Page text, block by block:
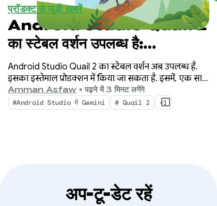
प्रॉडक्ट से जुड़ी खबरें
Android Studio Quail 2
का स्टेबल वर्शन उपलब्ध है:
Android Studio के एआई
एजेंट की मदद से, एक साथ कई काम
करें
Android Studio Quail 2 का स्टेबल वर्शन अब उपलब्ध है.
इसका इस्तेमाल प्रोडक्शन में किया जा सकता है. इसमें, एक साथ
कई एजेंटिक वर्कफ़्लो, इंटिग्रेटेड मेमोरी लीक प्रोफ़ाइलिंग, और
कॉन्टेक्स्ट के हिसाब से क्रैश ठीक करने की सुविधा है.
Amman Asfaw • पढ़ने में 3 मिनट लगेंगे
#Android Studio में Gemini # Quail 2 +1
अप-टू-डेट रहें